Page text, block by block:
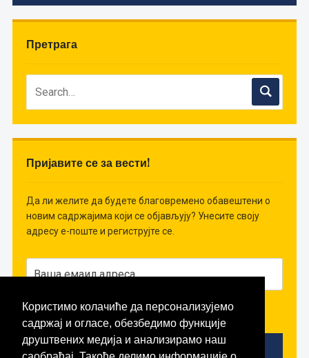
Користимо колачиће да персонализујемо
садржај и огласе, обезбедимо функције
друштвених медија и анализирамо наш
Претрага
Пријавите се за вести!
Да ли желите да будете благовремено обавештени о
новим садржајима који се објављују? Унесите своју
адресу е-поште и региструјте се.
Слажем се да примам вести!